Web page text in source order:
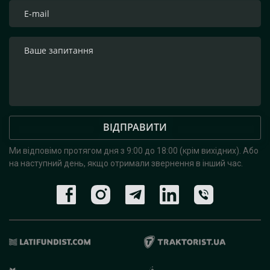
ВІДПРАВИТИ
Ми відповімо протягом дня з 9:00 до 18:00 (крім вихідних). Або
на наступний день, якщо отримали звернення в інший час.